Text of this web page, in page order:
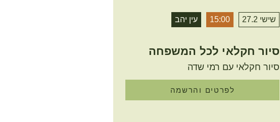
שישי 27.2 15:00 עין יהב
סיור חקלאי לכל המשפחה
סיור חקלאי עם רמי שדה
לפרטים והרשמה